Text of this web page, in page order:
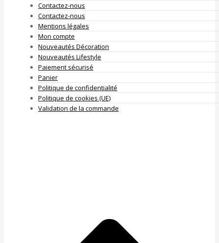
Contactez-nous
Contactez-nous
Mentions légales
Mon compte
Nouveautés Décoration
Nouveautés Lifestyle
Paiement sécurisé
Panier
Politique de confidentialité
Politique de cookies (UE)
Validation de la commande